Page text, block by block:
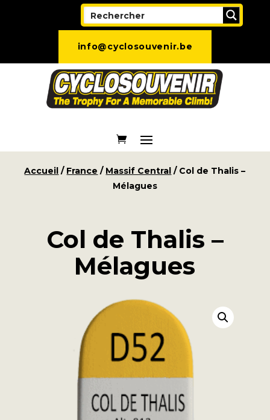
info@cyclosouvenir.be
Accueil / France / Massif Central / Col de Thalis –
Mélagues
Col de Thalis –
Mélagues